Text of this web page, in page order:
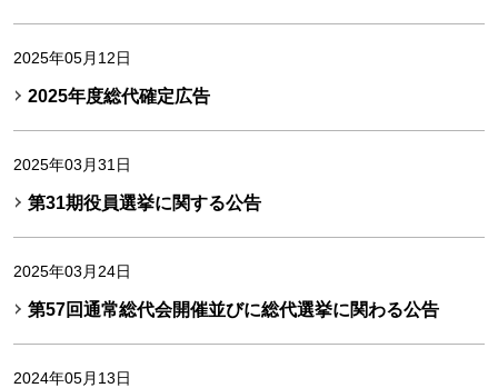
2025年05月12日
2025年度総代確定広告
2025年03月31日
第31期役員選挙に関する公告
2025年03月24日
第57回通常総代会開催並びに総代選挙に関わる公告
2024年05月13日